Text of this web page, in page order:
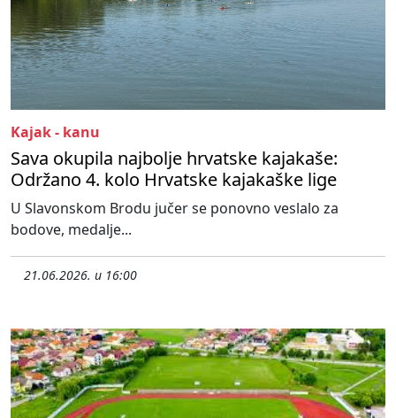
Kajak - kanu
Sava okupila najbolje hrvatske kajakaše:
Održano 4. kolo Hrvatske kajakaške lige
U Slavonskom Brodu jučer se ponovno veslalo za
bodove, medalje...
21.06.2026. u 16:00